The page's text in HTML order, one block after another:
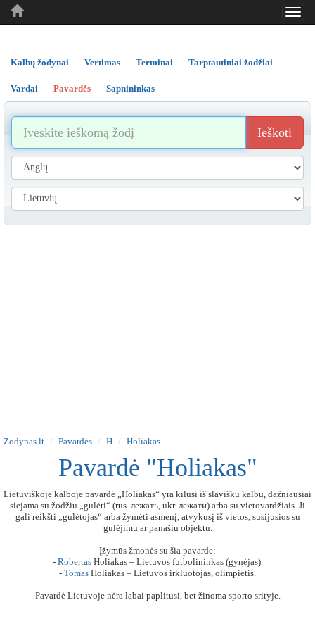
..
..
Kalbų žodynai Vertimas Terminai Tarptautiniai žodžiai
Vardai Pavardės Sapnininkas
Ieškoti
Zodynas.lt Pavardės H Holiakas
Pavardė "Holiakas"
Lietuviškoje kalboje pavardė „Holiakas“ yra kilusi iš slaviškų kalbų, dažniausiai
siejama su žodžiu „gulėti“ (rus. лежать, ukr. лежати) arba su vietovardžiais. Ji
gali reikšti „gulėtojas“ arba žymėti asmenį, atvykusį iš vietos, susijusios su
gulėjimu ar panašiu objektu.
Įžymūs žmonės su šia pavarde:
- RobertasHoliakas – Lietuvos futbolininkas (gynėjas).
- Tomas Holiakas – Lietuvos irkluotojas, olimpietis.
Pavardė Lietuvoje nėra labai paplitusi, bet žinoma sporto srityje.